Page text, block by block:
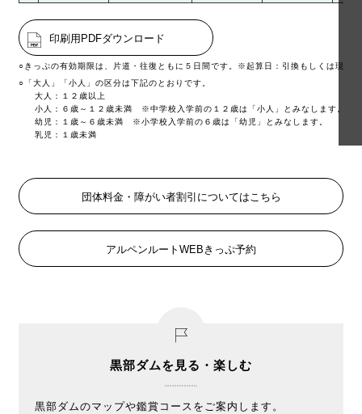
印刷用PDFダウンロード
○きっぷの有効期限は、片道・往復ともに５日間です。※起算日：引換もしくは現金
○「大人」「小人」の区分は下記のとおりです。
大人：１２歳以上
小人：６歳～１２歳未満 ※中学校入学前の１２歳は「小人」とみなします。
幼児：１歳～６歳未満 ※小学校入学前の６歳は「幼児」とみなします。
乳児：１歳未満
団体料金・障がい者割引についてはこちら
アルペンルートWEBきっぷ予約
黒部ダムを見る・楽しむ
黒部ダムのマップや鑑賞コースをご案内します。